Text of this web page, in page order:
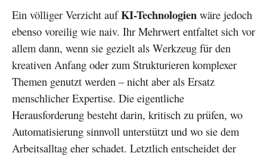
Ein völliger Verzicht aufKI-Technologien wäre jedoch
ebenso voreilig wie naiv. Ihr Mehrwert entfaltet sich vor
allem dann, wenn sie gezielt als Werkzeug für den
kreativen Anfang oder zum Strukturieren komplexer
Themen genutzt werden – nicht aber als Ersatz
menschlicher Expertise. Die eigentliche
Herausforderung besteht darin, kritisch zu prüfen, wo
Automatisierung sinnvoll unterstützt und wo sie dem
Arbeitsalltag eher schadet. Letztlich entscheidet der